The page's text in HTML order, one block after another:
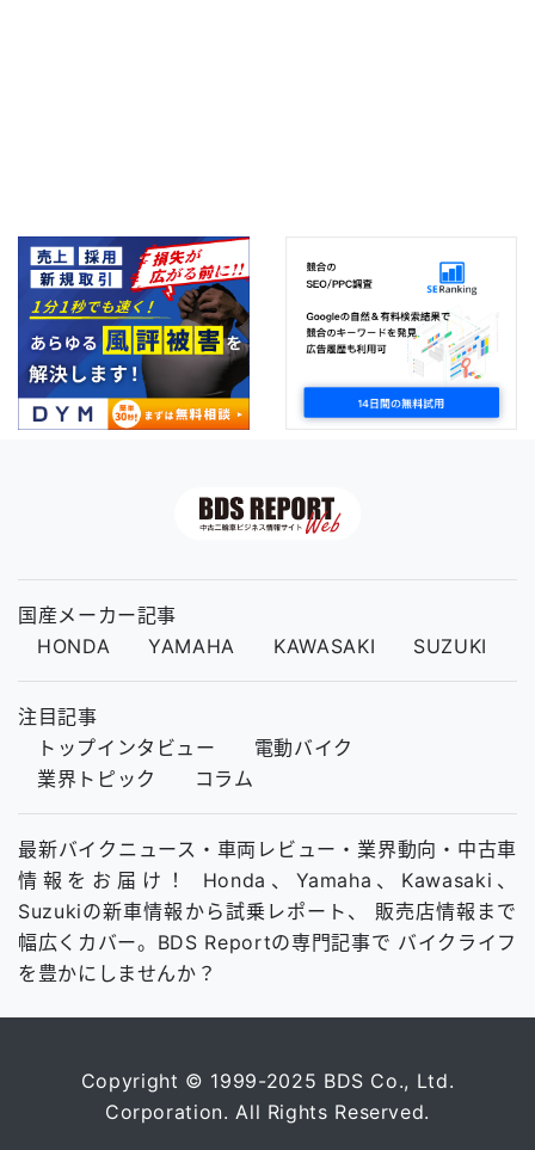
国産メーカー記事
HONDA
YAMAHA KAWASAKI SUZUKI
注目記事
トップインタビュー
電動バイク
業界トピック
コラム
最新バイクニュース・車両レビュー・業界動向・中古車
情報をお届け！ Honda、Yamaha、Kawasaki、
Suzukiの新車情報から試乗レポート、 販売店情報まで
幅広くカバー。BDS Reportの専門記事で バイクライフ
を豊かにしませんか？
Copyright © 1999-2025 BDS Co., Ltd.
Corporation. All Rights Reserved.